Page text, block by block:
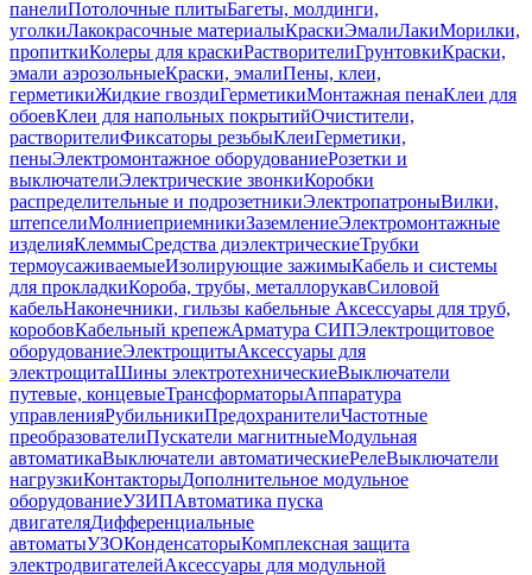
панелиПотолочные плитыБагеты, молдинги,
уголкиЛакокрасочные материалыКраскиЭмалиЛакиМорилки,
пропиткиКолеры для краскиРастворителиГрунтовкиКраски,
эмали аэрозольныеКраски, эмалиПены, клеи,
герметикиЖидкие гвоздиГерметикиМонтажная пенаКлеи для
обоевКлеи для напольных покрытийОчистители,
растворителиФиксаторы резьбыКлеиГерметики,
пеныЭлектромонтажное оборудованиеРозетки и
выключателиЭлектрические звонкиКоробки
распределительные и подрозетникиЭлектропатроныВилки,
штепселиМолниеприемникиЗаземлениеЭлектромонтажные
изделияКлеммыСредства диэлектрическиеТрубки
термоусаживаемыеИзолирующие зажимыКабель и системы
для прокладкиКороба, трубы, металлорукавСиловой
кабельНаконечники, гильзы кабельные Аксессуары для труб,
коробовКабельный крепежАрматура СИПЭлектрощитовое
оборудованиеЭлектрощитыАксессуары для
электрощитаШины электротехническиеВыключатели
путевые, концевыеТрансформаторыАппаратура
управленияРубильникиПредохранителиЧастотные
преобразователиПускатели магнитныеМодульная
автоматикаВыключатели автоматическиеРелеВыключатели
нагрузкиКонтакторыДополнительное модульное
оборудованиеУЗИПАвтоматика пуска
двигателяДифференциальные
автоматыУЗОКонденсаторыКомплексная защита
электродвигателейАксессуары для модульной